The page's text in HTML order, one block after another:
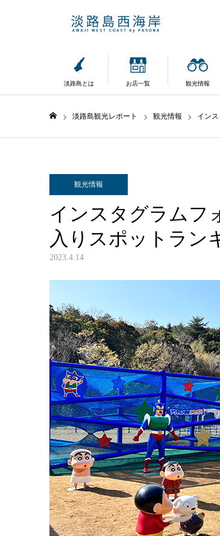
淡路島とは お店一覧 観光情報
淡路島観光レポート 観光情報 イン
観光情報
インスタグラム
入りスポットラン
2023.4.14